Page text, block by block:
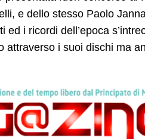
e dello stesso Paolo
i ricordi dell’epoca
i suoi dischi ma